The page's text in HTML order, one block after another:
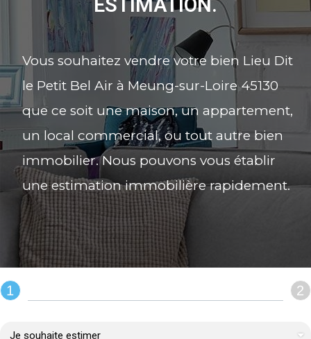
ESTIMATION.
Vous souhaitez vendre votre bien Lieu Dit
le Petit Bel Air à Meung-sur-Loire 45130
que ce soit une maison, un appartement,
un local commercial, ou tout autre bien
immobilier. Nous pouvons vous établir
une estimation immobilière rapidement.
REMPLIR LE FORMULAIRE :
1 2